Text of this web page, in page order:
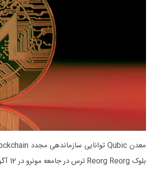
بلوک Reorg Reorg ترس در جامعه مونرو در 12 آگوست 2025 ، ساعت 6 صبح شرقی ، امنیت Slowmist […]